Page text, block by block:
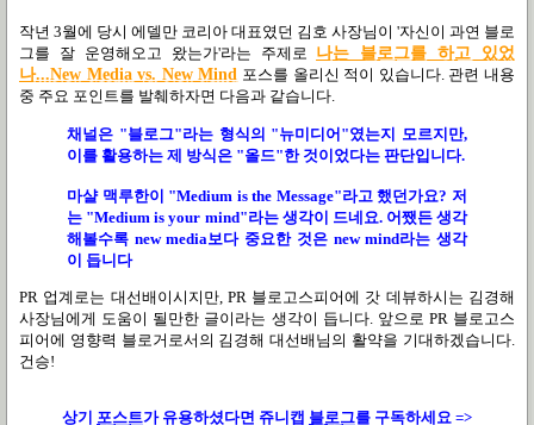
작년 3월에 당시 에델만 코리아 대표였던 김호 사장님이 '자신이 과연 블로
그를 잘 운영해오고 왔는가'라는 주제로 나는 블로그를 하고 있었
나...New Media vs. New Mind 포스를 올리신 적이 있습니다. 관련 내용
중 주요 포인트를 발췌하자면 다음과 같습니다.
채널은 "블로그"라는 형식의 "뉴미디어"였는지 모르지만,
이를 활용하는 제 방식은 "올드"한 것이었다는 판단입니다.
마샬 맥루한이 "Medium is the Message"라고 했던가요? 저
는 "Medium is your mind"라는 생각이 드네요. 어쨌든 생각
해볼수록 new media보다 중요한 것은 new mind라는 생각
이 듭니다
PR 업계로는 대선배이시지만, PR 블로고스피어에 갓 데뷰하시는 김경해
사장님에게 도움이 될만한 글이라는 생각이 듭니다. 앞으로 PR 블로고스
피어에 영향력 블로거로서의 김경해 대선배님의 활약을 기대하겠습니다.
건승!
상기 포스트가유용하셨다면 쥬니캡 블로그를 구독하세요 =>